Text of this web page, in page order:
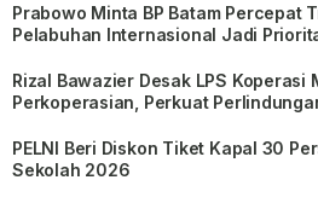
Prabowo Minta BP Batam Percepat
Pelabuhan Internasional Jadi
Rizal Bawazier Desak LPS Koperasi
Perkoperasian, Perkuat
PELNI Beri Diskon Tiket Kapal 30
Sekolah 2026